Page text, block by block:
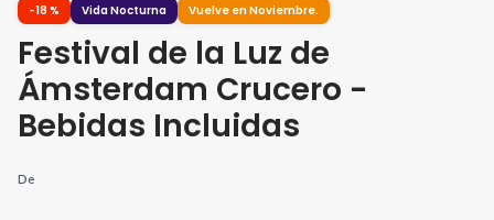
-18 % Vida Nocturna Vuelve en Noviembre.
Festival de la Luz de
Ámsterdam Crucero -
Bebidas Incluidas
De